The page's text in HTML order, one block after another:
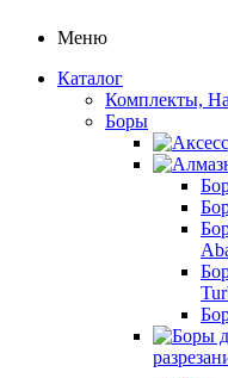
Меню
Каталог
Комплекты,
Боры